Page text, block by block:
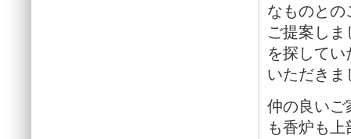
なものとの
ご提案し
を探して
いただきま
仲の良いご
も香炉も